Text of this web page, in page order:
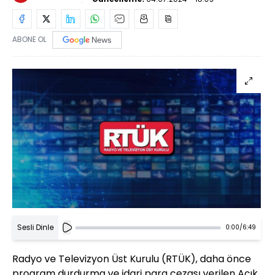
ABONE OL
Sesli Dinle 0:00/6:49
Radyo ve Televizyon Üst Kurulu (RTÜK), daha önce